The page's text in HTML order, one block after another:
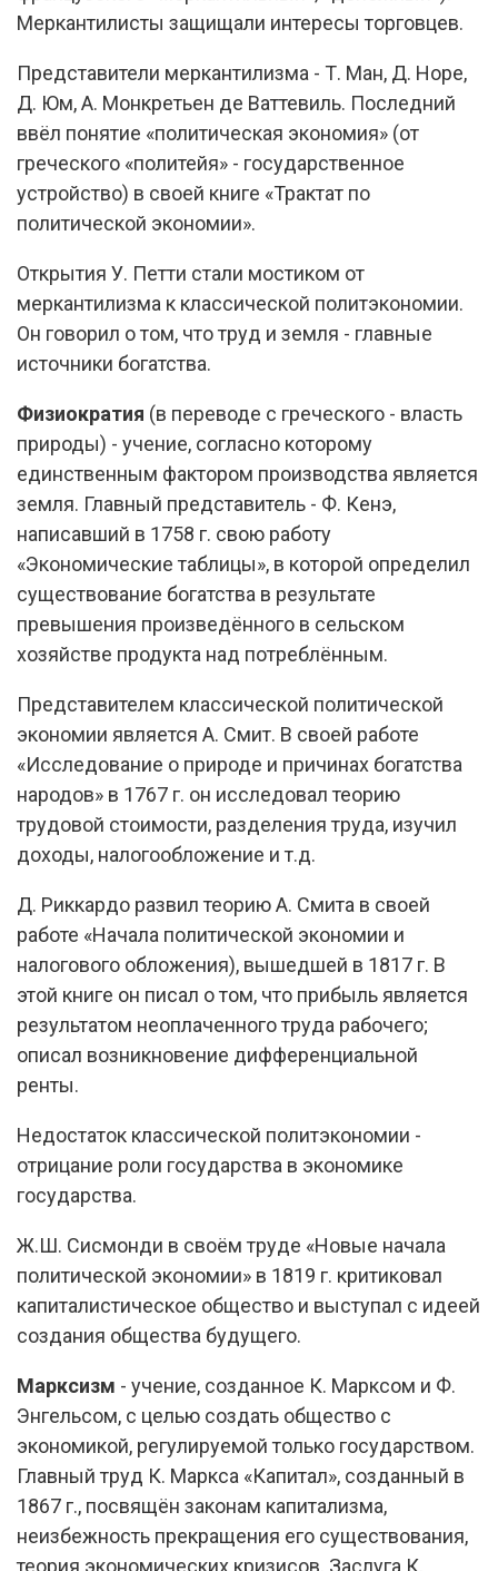
Меркантилисты защищали интересы торговцев.
Представители меркантилизма - Т. Ман, Д. Норе,
Д. Юм, А. Монкретьен де Ваттевиль. Последний
ввёл понятие «политическая экономия» (от
греческого «политейя» - государственное
устройство) в своей книге «Трактат по
политической экономии».
Открытия У. Петти стали мостиком от
меркантилизма к классической политэкономии.
Он говорил о том, что труд и земля - главные
источники богатства.
Физиократия (в переводе с греческого - власть
природы) - учение, согласно которому
единственным фактором производства является
земля. Главный представитель - Ф. Кенэ,
написавший в 1758 г. свою работу
«Экономические таблицы», в которой определил
существование богатства в результате
превышения произведённого в сельском
хозяйстве продукта над потреблённым.
Представителем классической политической
экономии является А. Смит. В своей работе
«Исследование о природе и причинах богатства
народов» в 1767 г. он исследовал теорию
трудовой стоимости, разделения труда, изучил
доходы, налогообложение и т.д.
Д. Риккардо развил теорию А. Смита в своей
работе «Начала политической экономии и
налогового обложения), вышедшей в 1817 г. В
этой книге он писал о том, что прибыль является
результатом неоплаченного труда рабочего;
описал возникновение дифференциальной
ренты.
Недостаток классической политэкономии -
отрицание роли государства в экономике
государства.
Ж.Ш. Сисмонди в своём труде «Новые начала
политической экономии» в 1819 г. критиковал
капиталистическое общество и выступал с идеей
создания общества будущего.
Марксизм - учение, созданное К. Марксом и Ф.
Энгельсом, с целью создать общество с
экономикой, регулируемой только государством.
Главный труд К. Маркса «Капитал», созданный в
1867 г., посвящён законам капитализма,
неизбежность прекращения его существования,
теория экономических кризисов. Заслуга К.